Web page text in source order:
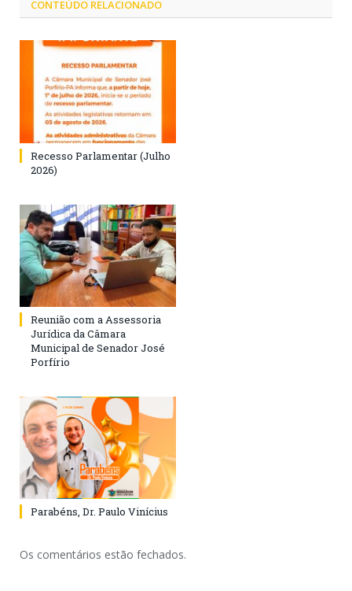
CONTEÚDO RELACIONADO
Recesso Parlamentar (Julho
2026)
Reunião com a Assessoria
Jurídica da Câmara
Municipal de Senador José
Porfírio
Parabéns, Dr. Paulo Vinícius
Os comentários estão fechados.